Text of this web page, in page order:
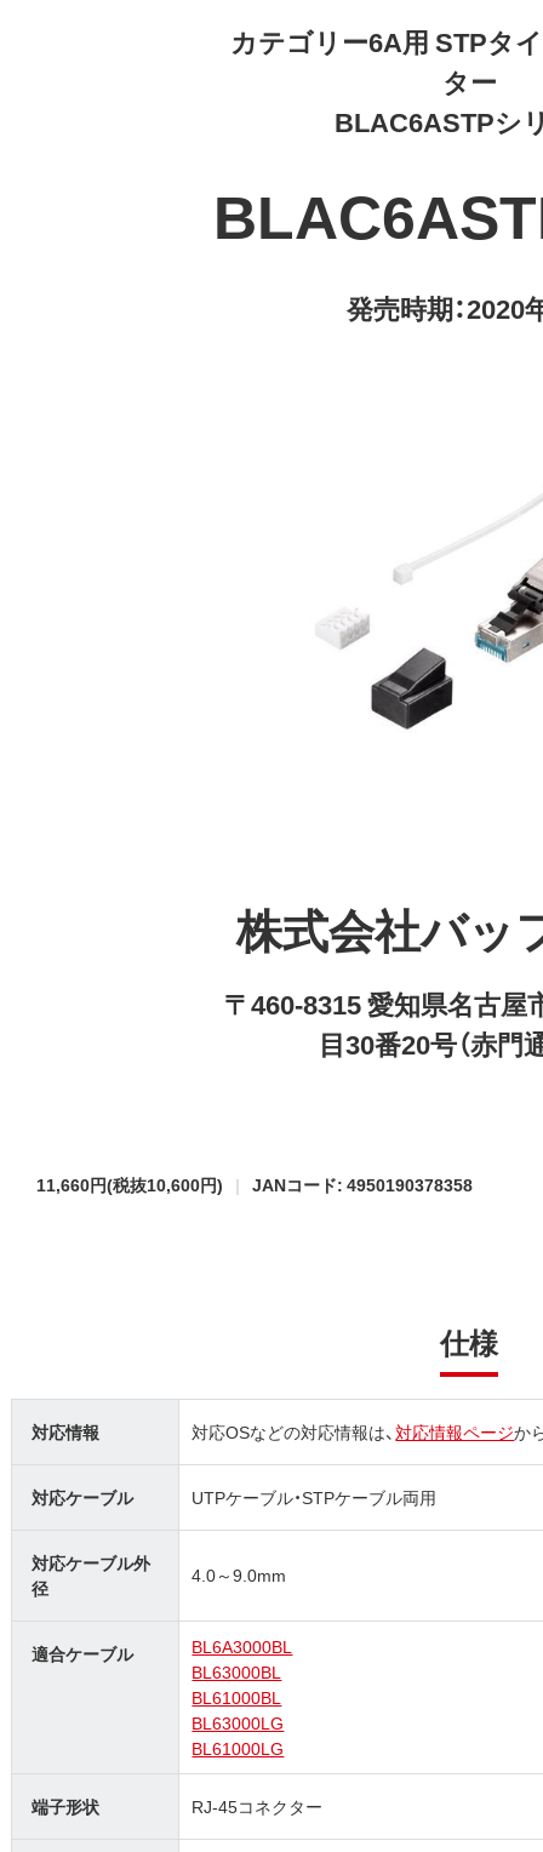
カテゴリー6A用 STPタ
ター
BLAC6ASTPシ
発売時期：2020
株式会社バッ
〒460-8315 愛知県名古屋
目30番20号（赤門
11,660円(税抜10,600円) JANコード: 4950190378358
仕様
対応情報 対応OSなどの対応情報は、対応情報ページか
対応ケーブル UTPケーブル・STPケーブル両用
対応ケーブル外
径
4.0～9.0mm
適合ケーブル
BL6A3000BL
BL63000BL
BL61000BL
BL63000LG
BL61000LG
端子形状 RJ-45コネクター